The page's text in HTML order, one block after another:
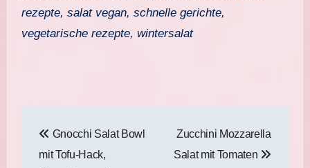
rezepte, salat vegan, schnelle gerichte,
vegetarische rezepte, wintersalat
Gnocchi Salat Bowl
mit Tofu-Hack,
Zucchini Mozzarella
Salat mit Tomaten